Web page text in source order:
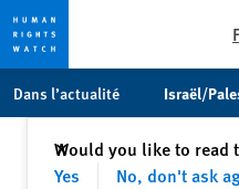
toto
content
Dans l’actualité Israël/
Would you like to read
Yes
No, don't ask
✕Fermer